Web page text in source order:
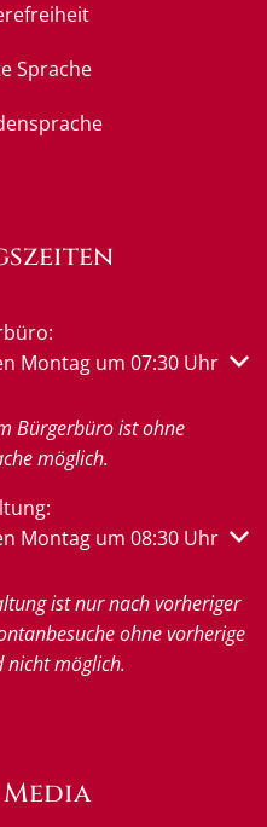
Sprache
oder Schließzeiten
Montag um 07:30 Uhr
Bürgerbüro ist ohne
möglich.
oder Schließzeiten
Montag um 08:30 Uhr
ist nur nach vorheriger
ohne vorherige
nicht möglich.